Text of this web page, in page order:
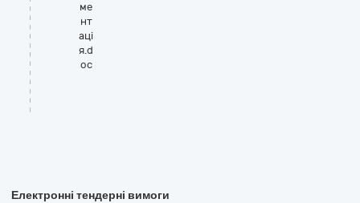
ме
нт
ацi
я.d
oc
Електронні тендерні вимоги